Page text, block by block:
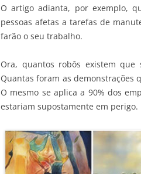
O artigo adianta, por exemplo,
pessoas afetas a tarefas de
farão o seu trabalho.
Ora, quantos robôs existem que
Quantas foram as demonstrações
O mesmo se aplica a 90% dos
estariam supostamente em perigo.